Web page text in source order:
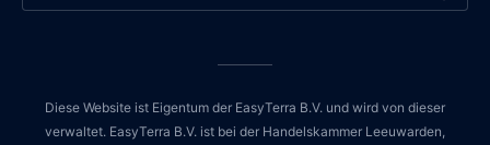
Diese Website ist Eigentum der EasyTerra B.V. und wird von dieser
verwaltet. EasyTerra B.V. ist bei der Handelskammer Leeuwarden,